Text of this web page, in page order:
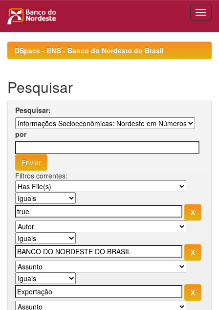
navigationDSpace - BNB - Banco do Nordeste do Brasil
Pesquisar
Pesquisar:
por
Filtros correntes: